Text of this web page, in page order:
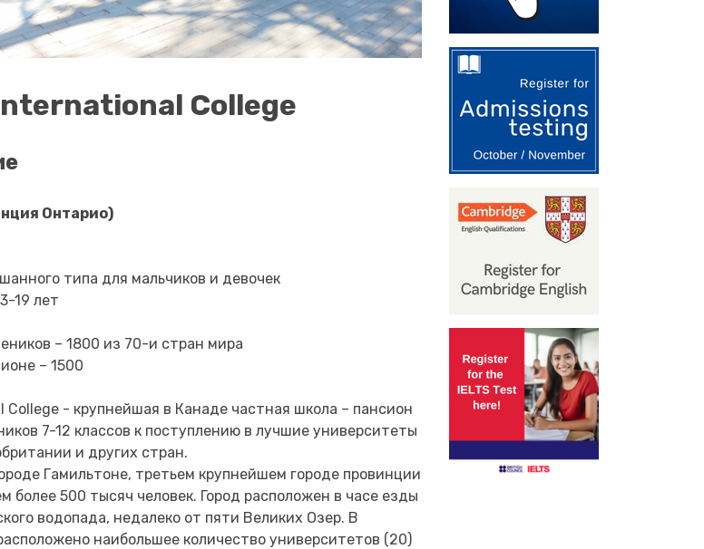
College
Онтарио)
типа для мальчиков и девочек
19 лет
– 1800 из 70-и стран мира
– 1500
College - крупнейшая в Канаде частная школа – пансион
7-12 классов к поступлению в лучшие университеты
и других стран.
Гамильтоне, третьем крупнейшем городе провинции
более 500 тысяч человек. Город расположен в часе езды
водопада, недалеко от пяти Великих Озер. В
наибольшее количество университетов (20)